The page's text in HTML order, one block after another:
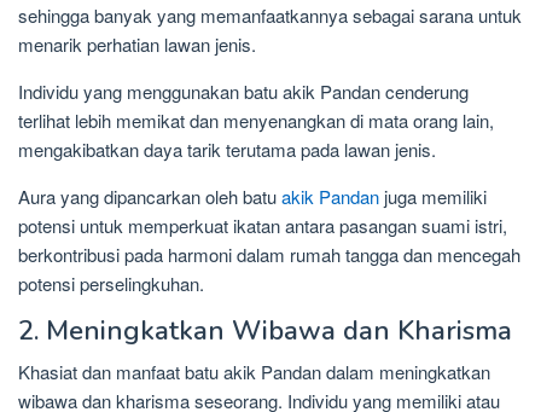
sehingga banyak yang memanfaatkannya sebagai sarana untuk
menarik perhatian lawan jenis.
Individu yang menggunakan batu akik Pandan cenderung
terlihat lebih memikat dan menyenangkan di mata orang lain,
mengakibatkan daya tarik terutama pada lawan jenis.
Aura yang dipancarkan oleh batuakik Pandan juga memiliki
potensi untuk memperkuat ikatan antara pasangan suami istri,
berkontribusi pada harmoni dalam rumah tangga dan mencegah
potensi perselingkuhan.
2. Meningkatkan Wibawa dan Kharisma
Khasiat dan manfaat batu akik Pandan dalam meningkatkan
wibawa dan kharisma seseorang. Individu yang memiliki atau